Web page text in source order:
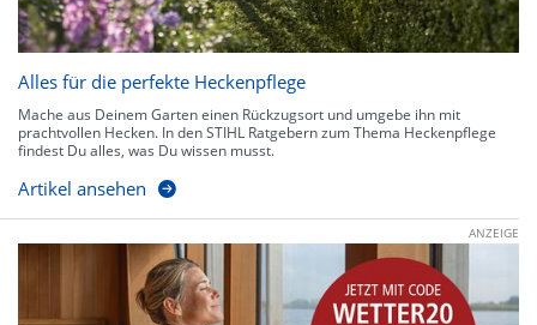
Alles für die perfekte Heckenpflege
Mache aus Deinem Garten einen Rückzugsort und umgebe ihn mit
prachtvollen Hecken. In den STIHL Ratgebern zum Thema Heckenpflege
findest Du alles, was Du wissen musst.
Artikel ansehen
ANZEIGE